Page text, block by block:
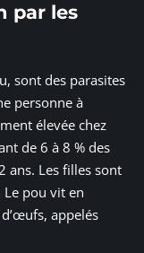
par les
sont des parasites
personne à
élevée chez
de 6 à 8 % des
ans. Les filles sont
Le pou vit en
appelés